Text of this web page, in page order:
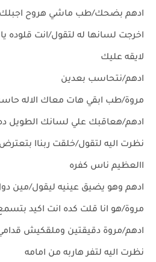
ادهم بضحك/طب ماشي هروح
اخرجت لسانها له لتقول/انت قلوده
لايقه عليك
ادهم/نتحاسب بعدين
مروة/طب ابقي هات معاك الاله
ادهم/هعاقبك علي لسانك الطويل
نظرت اليه لتقول/خلقت ربناا
االعظيم ناس كفره
ادهم وهو يضيق عينيه ليقول/مين
مروة/هو انا قلت كده انت اكيد
ادهم/مروة دقيقتين وملقكيش
نظرت اليه لتفر هاربه من امامه